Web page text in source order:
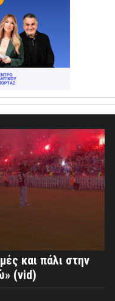
και πάλι στην
(vid)